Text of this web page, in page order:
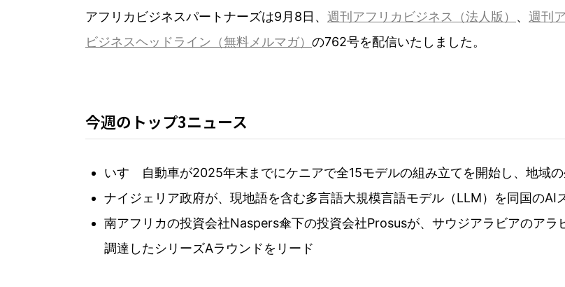
アフリカビジネスパートナーズは9月8日、 週刊アフリカビジネス（法人版） 、 週刊
ビジネスヘッドライン（無料メルマガ） の762号を配信いたしました。
今週のトップ3ニュース
いすゞ自動車が2025年末までにケニアで全15モデルの組み立てを開始し、地域
ナイジェリア政府が、現地語を含む多言語大規模言語モデル（LLM）を同国の
南アフリカの投資会社Naspers傘下の投資会社Prosusが、サウジアラビアのア
調達したシリーズAラウンドをリード